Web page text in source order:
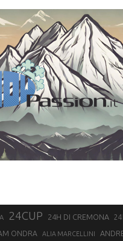
24CUP 24H DI CREMONA
ONDRA ALIA MARCELLINI